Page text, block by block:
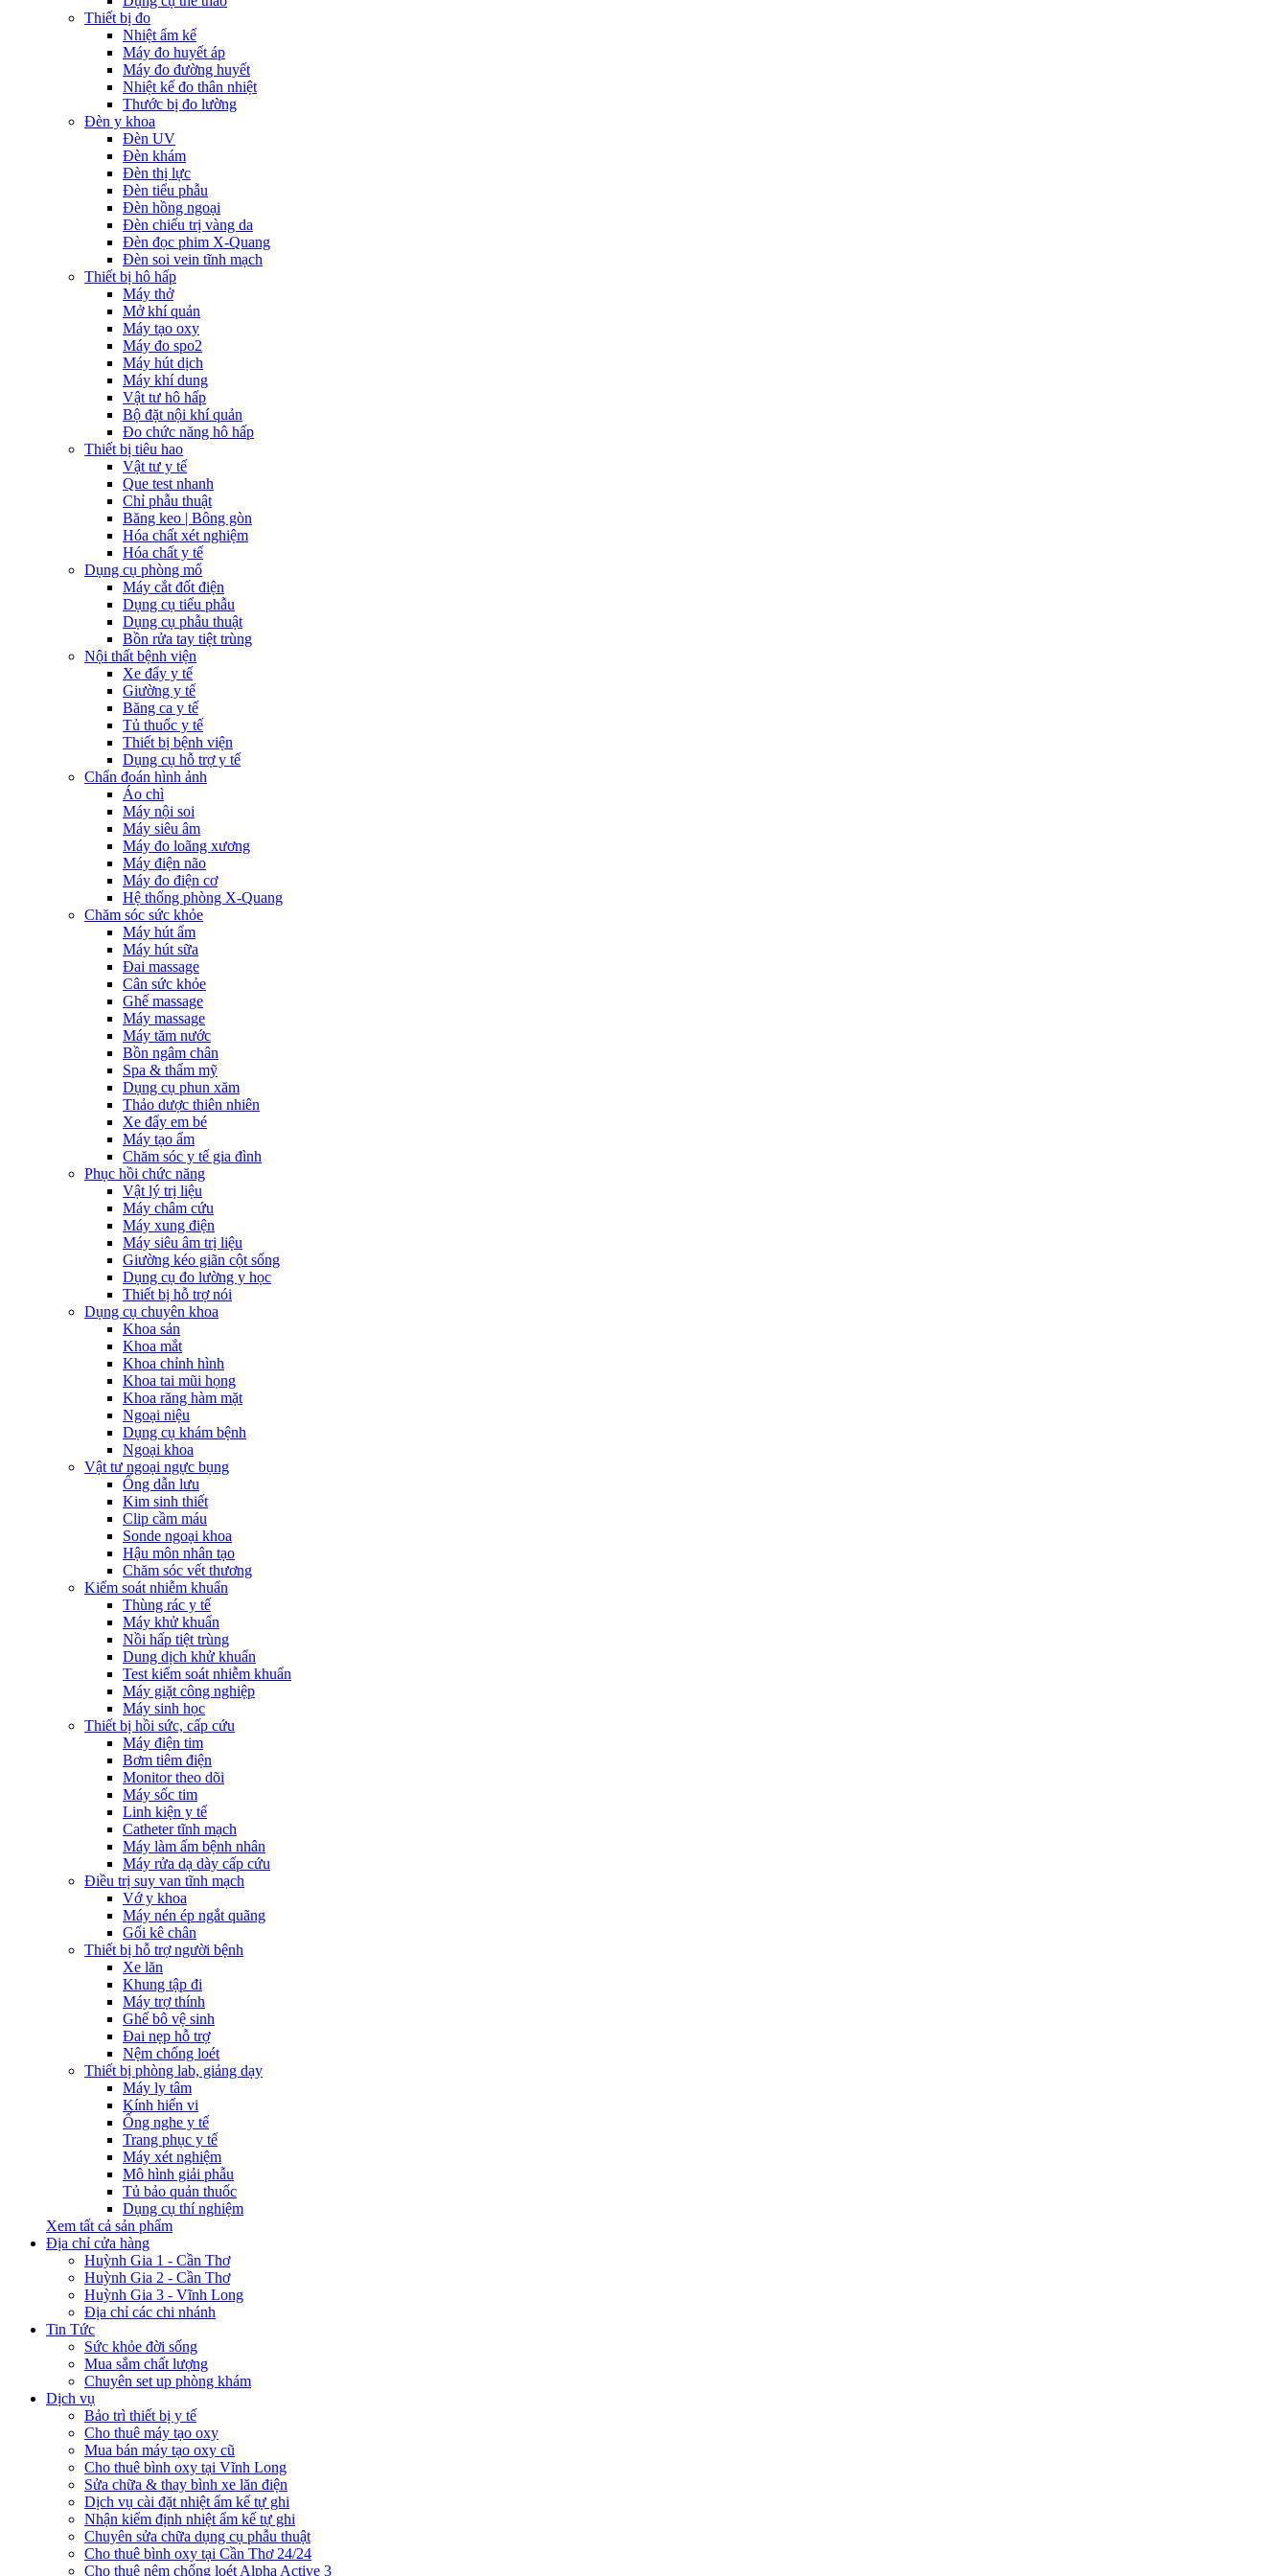
Thiết bị đo
Nhiệt ẩm kế
Máy đo huyết áp
Máy đo đường huyết
Nhiệt kế đo thân nhiệt
Thước bị đo lường
Đèn y khoa
Đèn UV
Đèn khám
Đèn thị lực
Đèn tiểu phẫu
Đèn hồng ngoại
Đèn chiếu trị vàng da
Đèn đọc phim X-Quang
Đèn soi vein tĩnh mạch
Thiết bị hô hấp
Máy thở
Mở khí quản
Máy tạo oxy
Máy đo spo2
Máy hút dịch
Máy khí dung
Vật tư hô hấp
Bộ đặt nội khí quản
Đo chức năng hô hấp
Thiết bị tiêu hao
Vật tư y tế
Que test nhanh
Chỉ phẫu thuật
Băng keo | Bông gòn
Hóa chất xét nghiệm
Hóa chất y tế
Dụng cụ phòng mổ
Máy cắt đốt điện
Dụng cụ tiểu phẫu
Dụng cụ phẫu thuật
Bồn rửa tay tiệt trùng
Nội thất bệnh viện
Xe đẩy y tế
Giường y tế
Băng ca y tế
Tủ thuốc y tế
Thiết bị bệnh viện
Dụng cụ hỗ trợ y tế
Chẩn đoán hình ảnh
Áo chì
Máy nội soi
Máy siêu âm
Máy đo loãng xương
Máy điện não
Máy đo điện cơ
Hệ thống phòng X-Quang
Chăm sóc sức khỏe
Máy hút ẩm
Máy hút sữa
Đai massage
Cân sức khỏe
Ghế massage
Máy massage
Máy tăm nước
Bồn ngâm chân
Spa & thẩm mỹ
Dụng cụ phun xăm
Thảo dược thiên nhiên
Xe đẩy em bé
Máy tạo ẩm
Chăm sóc y tế gia đình
Phục hồi chức năng
Vật lý trị liệu
Máy châm cứu
Máy xung điện
Máy siêu âm trị liệu
Giường kéo giãn cột sống
Dụng cụ đo lường y học
Thiết bị hỗ trợ nói
Dụng cụ chuyên khoa
Khoa sản
Khoa mắt
Khoa chỉnh hình
Khoa tai mũi họng
Khoa răng hàm mặt
Ngoại niệu
Dụng cụ khám bệnh
Ngoại khoa
Vật tư ngoại ngực bụng
Ống dẫn lưu
Kim sinh thiết
Clip cầm máu
Sonde ngoại khoa
Hậu môn nhân tạo
Chăm sóc vết thương
Kiểm soát nhiễm khuẩn
Thùng rác y tế
Máy khử khuẩn
Nồi hấp tiệt trùng
Dung dịch khử khuẩn
Test kiểm soát nhiễm khuẩn
Máy giặt công nghiệp
Máy sinh học
Thiết bị hồi sức, cấp cứu
Máy điện tim
Bơm tiêm điện
Monitor theo dõi
Máy sốc tim
Linh kiện y tế
Catheter tĩnh mạch
Máy làm ấm bệnh nhân
Máy rửa dạ dày cấp cứu
Điều trị suy van tĩnh mạch
Vớ y khoa
Máy nén ép ngắt quãng
Gối kê chân
Thiết bị hỗ trợ người bệnh
Xe lăn
Khung tập đi
Máy trợ thính
Ghế bô vệ sinh
Đai nẹp hỗ trợ
Nệm chống loét
Thiết bị phòng lab, giảng dạy
Máy ly tâm
Kính hiển vi
Ống nghe y tế
Trang phục y tế
Máy xét nghiệm
Mô hình giải phẫu
Tủ bảo quản thuốc
Dụng cụ thí nghiệm
Xem tất cả sản phẩm
Địa chỉ cửa hàng
Huỳnh Gia 1 - Cần Thơ
Huỳnh Gia 2 - Cần Thơ
Huỳnh Gia 3 - Vĩnh Long
Địa chỉ các chi nhánh
Tin Tức
Sức khỏe đời sống
Mua sắm chất lượng
Chuyên set up phòng khám
Dịch vụ
Bảo trì thiết bị y tế
Cho thuê máy tạo oxy
Mua bán máy tạo oxy cũ
Cho thuê bình oxy tại Vĩnh Long
Sửa chữa & thay bình xe lăn điện
Dịch vụ cài đặt nhiệt ẩm kế tự ghi
Nhận kiểm định nhiệt ẩm kế tự ghi
Chuyên sửa chữa dụng cụ phẫu thuật
Cho thuê bình oxy tại Cần Thơ 24/24
Cho thuê nệm chống loét Alpha Active 3